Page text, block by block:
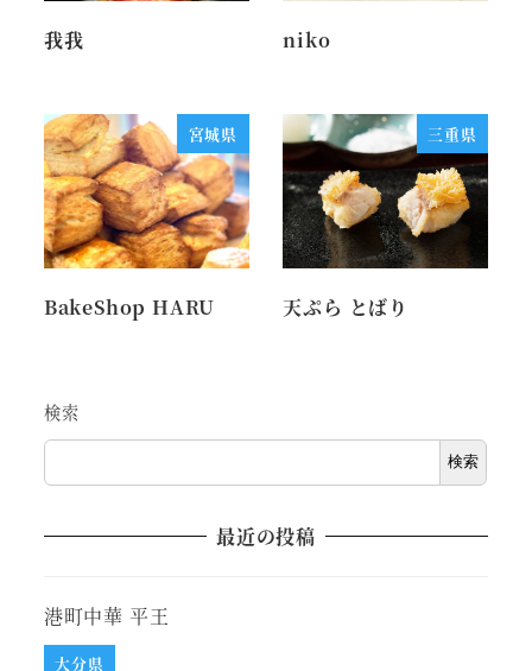
我我 niko
宮城県
BakeShop HARU
三重県
天ぷら とばり
検索
検索
最近の投稿
港町中華 平王
大分県